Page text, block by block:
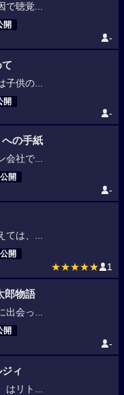
で聴覚...
開
-
子供の...
開
-
への手紙
会社で...
開
-
ては、...
開
★★★★★ 1
郎物語
出会っ...
開
-
ィ
はリト...